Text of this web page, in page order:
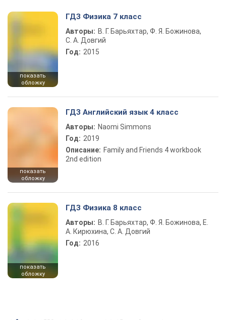
показать
обложку
ГДЗ Физика 7 класс
Авторы: В. Г. Барьяхтар, Ф. Я. Божинова,
С. А. Довгий
Год: 2015
показать
обложку
ГДЗ Английский язык 4 класс
Авторы: Naomi Simmons
Год: 2019
Описание: Family and Friends 4 workbook
2nd edition
показать
обложку
ГДЗ Физика 8 класс
Авторы: В. Г. Барьяхтар, Ф. Я. Божинова, Е.
А. Кирюхина, С. А. Довгий
Год: 2016